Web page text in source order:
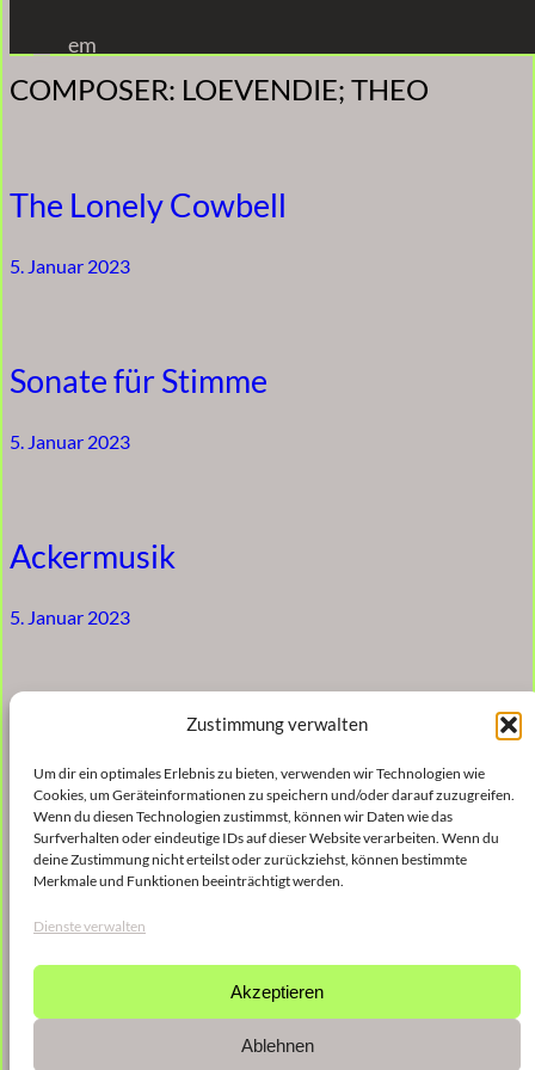
Zustimmung verwalten
Um dir ein optimales Erlebnis zu bieten, verwenden wir Technologien wie
Cookies, um Geräteinformationen zu speichern und/oder darauf zuzugreifen.
Wenn du diesen Technologien zustimmst, können wir Daten wie das
Surfverhalten oder eindeutige IDs auf dieser Website verarbeiten. Wenn du
deine Zustimmung nicht erteilst oder zurückziehst, können bestimmte
Merkmale und Funktionen beeinträchtigt werden.
Dienste verwalten
Akzeptieren
Ablehnen
Inhalt
springen
em
COMPOSER: LOEVENDIE; THEO
The Lonely Cowbell
5. Januar 2023
Sonate für Stimme
5. Januar 2023
Ackermusik
5. Januar 2023
Musik für Flöte und Klavier
5. Januar 2023
5. Januar 2023